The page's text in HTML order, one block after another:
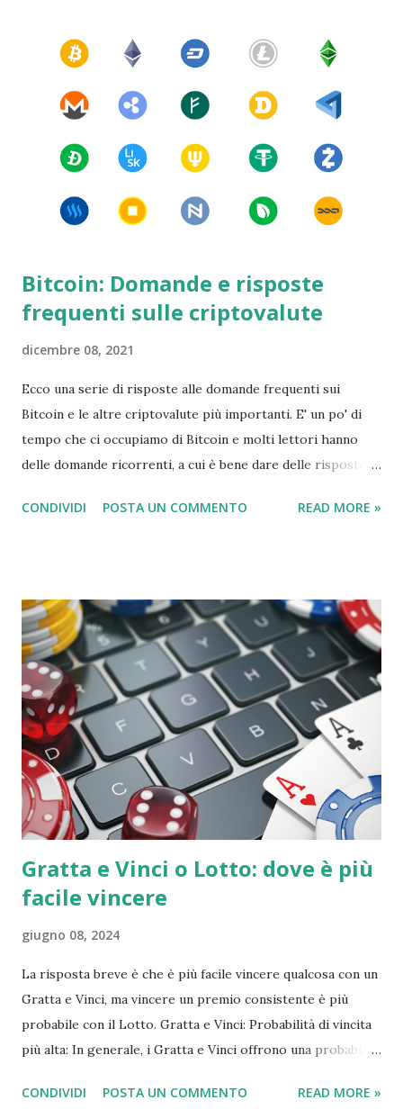
Bitcoin: Domande e risposte
frequenti sulle criptovalute
dicembre 08, 2021
Ecco una serie di risposte alle domande frequenti sui
Bitcoin e le altre criptovalute più importanti. E' un po' di
tempo che ci occupiamo di Bitcoin e molti lettori hanno
delle domande ricorrenti, a cui è bene dare delle risposte
arrabbiare sia i sostenitori che gli oppositori della moneta
valute in generale più di ogni altra cosa. Queste emozioni
possono rendere dibattiti interessanti nelle sezioni dei
commenti, o piuttosto dibattiti che sono interessanti per i
partecipanti. Per molte persone sono semplicemente
un'altra cosa confusa sull'argomento, piena di termini e
concetti che sono mistificanti, e questo è un'indicazione del
più grande problema che Bitcoin ha. La natura complicata e
innovativa della tecnologia e la passione che lo circon...
CONDIVIDI POSTA UN COMMENTO READ MORE »
Gratta e Vinci o Lotto: dove è più
facile vincere
giugno 08, 2024
La risposta breve è che è più facile vincere qualcosa con un
Gratta e Vinci, ma vincere un premio consistente è più
probabile con il Lotto. Gratta e Vinci: Probabilità di vincita
più alta: In generale, i Gratta e Vinci offrono una probabilità
arrivano ad avere 1 biglietto vincente su 3. Premi più
CONDIVIDI POSTA UN COMMENTO READ MORE »